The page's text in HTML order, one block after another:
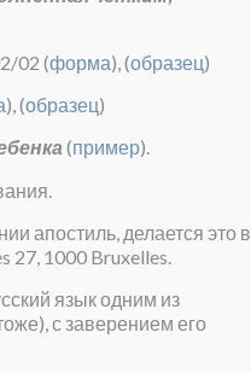
02 (форма), (образец)
), (образец)
(пример).
апостиль, делается это в
27, 1000 Bruxelles.
язык одним из
с заверением его